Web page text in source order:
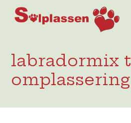
labradormix
omplassering